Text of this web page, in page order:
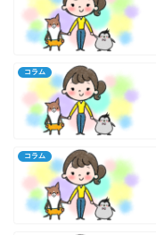
コラム
コラム